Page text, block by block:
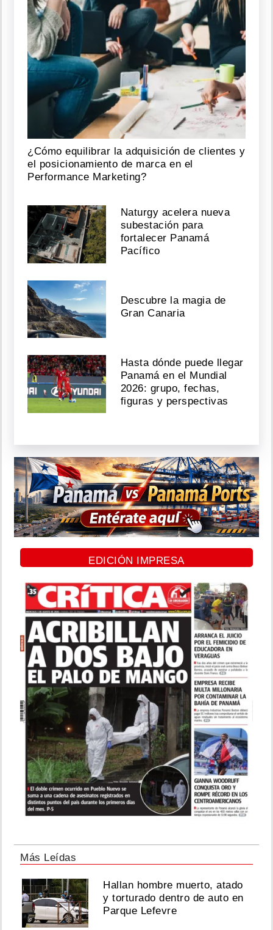
¿Cómo equilibrar la adquisición de clientes y
el posicionamiento de marca en el
Performance Marketing?
Naturgy acelera nueva
subestación para
fortalecer Panamá
Pacífico
Descubre la magia de
Gran Canaria
Hasta dónde puede llegar
Panamá en el Mundial
2026: grupo, fechas,
figuras y perspectivas
EDICIÓN IMPRESA
Más Leídas
Hallan hombre muerto, atado
y torturado dentro de auto en
Parque Lefevre